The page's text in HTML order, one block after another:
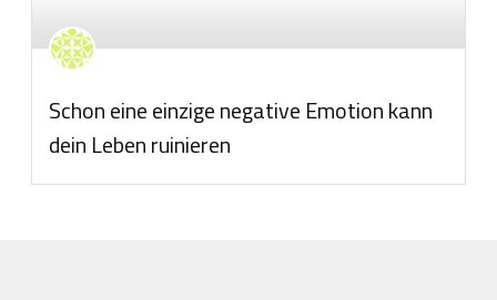
Schon eine einzige negative Emotion kann
dein Leben ruinieren